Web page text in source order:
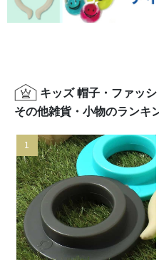
キッズ 帽子・ファッ
その他雑貨・小物のランキ
1